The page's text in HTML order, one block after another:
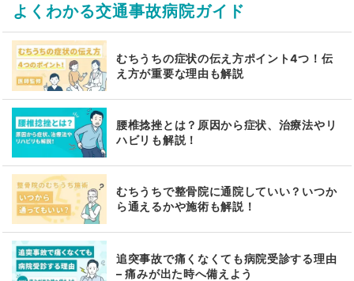
よくわかる交通事故病院ガイド
むちうちの症状の伝え方ポイント4つ！伝
え方が重要な理由も解説
腰椎捻挫とは？原因から症状、治療法やリ
ハビリも解説！
むちうちで整骨院に通院していい？いつか
ら通えるかや施術も解説！
追突事故で痛くなくても病院受診する理由
– 痛みが出た時へ備えよう